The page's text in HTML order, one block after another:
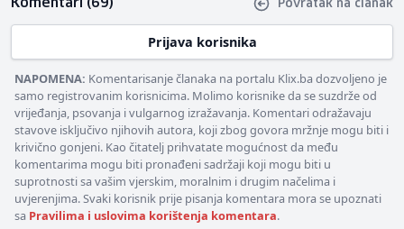
Komentari (69) Povratak na članak
Prijava korisnika
NAPOMENA: Komentarisanje članaka na portalu Klix.ba dozvoljeno je
samo registrovanim korisnicima. Molimo korisnike da se suzdrže od
vrijeđanja, psovanja i vulgarnog izražavanja. Komentari odražavaju
stavove isključivo njihovih autora, koji zbog govora mržnje mogu biti i
krivično gonjeni. Kao čitatelj prihvatate mogućnost da među
komentarima mogu biti pronađeni sadržaji koji mogu biti u
suprotnosti sa vašim vjerskim, moralnim i drugim načelima i
uvjerenjima. Svaki korisnik prije pisanja komentara mora se upoznati
sa Pravilima i uslovima korištenja komentara.